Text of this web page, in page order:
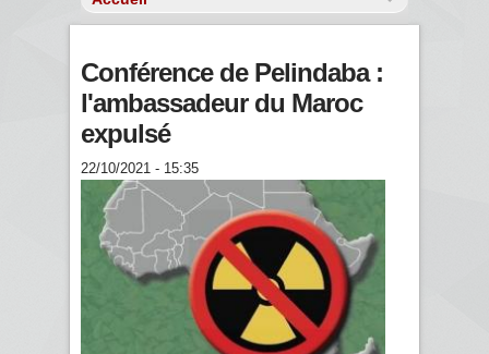
Conférence de Pelindaba :
l'ambassadeur du Maroc
expulsé
22/10/2021 - 15:35